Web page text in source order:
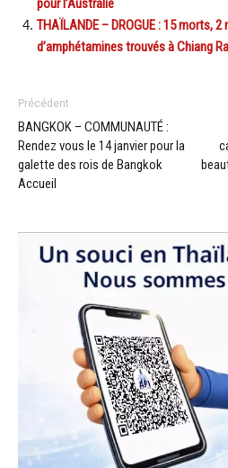
pour l’Australie
THAÏLANDE – DROGUE : 15 morts,
d’amphétamines trouvés à Chiang
Précédent
BANGKOK – COMMUNAUTÉ :
Rendez vous le 14 janvier pour la
galette des rois de Bangkok
Accueil